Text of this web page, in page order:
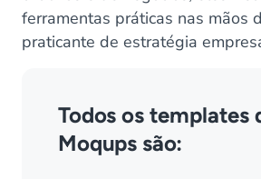
ferramentas práticas nas mãos
praticante de estratégia
Todos os templates
Moqups são: